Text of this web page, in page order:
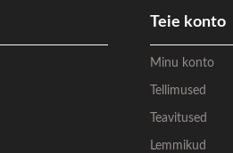
Teie konto
Minu konto
Tellimused
Teavitused
Lemmikud